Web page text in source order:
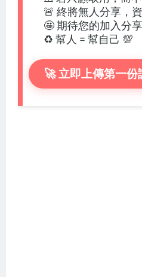
🚨 終將無人分享，資
🤩 期待您的加入分享
♻️ 幫人 = 幫自己 💯
🚀 立即上傳第一份